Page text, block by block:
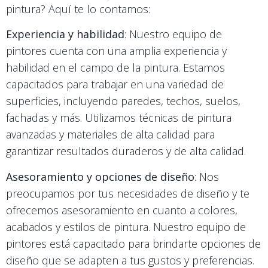
pintura? Aquí te lo contamos:
Experiencia y habilidad: Nuestro equipo de
pintores cuenta con una amplia experiencia y
habilidad en el campo de la pintura. Estamos
capacitados para trabajar en una variedad de
superficies, incluyendo paredes, techos, suelos,
fachadas y más. Utilizamos técnicas de pintura
avanzadas y materiales de alta calidad para
garantizar resultados duraderos y de alta calidad.
Asesoramiento y opciones de diseño: Nos
preocupamos por tus necesidades de diseño y te
ofrecemos asesoramiento en cuanto a colores,
acabados y estilos de pintura. Nuestro equipo de
pintores está capacitado para brindarte opciones de
diseño que se adapten a tus gustos y preferencias.